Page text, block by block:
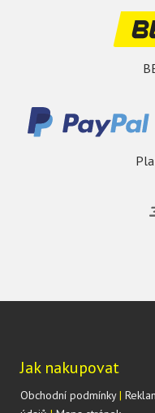
Jak nakupovat
Obchodní podmínky|